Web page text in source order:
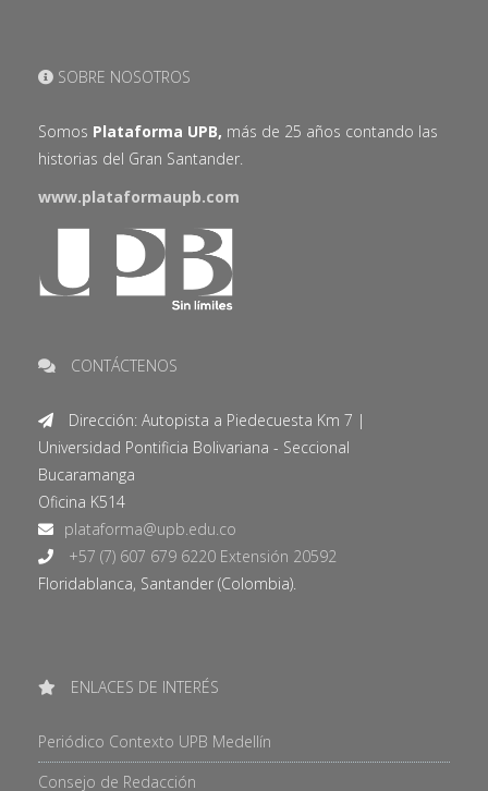
SOBRE NOSOTROS
Somos Plataforma UPB, más de 25 años contando las
historias del Gran Santander.
www.plataformaupb.com
CONTÁCTENOS
Dirección: Autopista a Piedecuesta Km 7 |
Universidad Pontificia Bolivariana - Seccional
Bucaramanga
Oficina K514
+57 (7) 607 679 6220 Extensión 20592
Floridablanca, Santander (Colombia).
ENLACES DE INTERÉS
Periódico Contexto UPB Medellín
Consejo de Redacción